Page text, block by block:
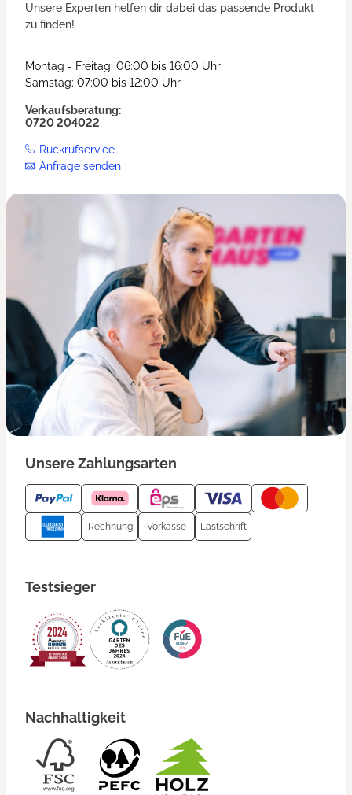
Unsere Experten helfen dir dabei das passende Produkt
zu finden!
Montag - Freitag: 06:00 bis 16:00 Uhr
Samstag: 07:00 bis 12:00 Uhr
Verkaufsberatung:
0720 204022
Rückrufservice
Anfrage senden
Unsere Zahlungsarten
Rechnung Vorkasse Lastschrift
Testsieger
Nachhaltigkeit